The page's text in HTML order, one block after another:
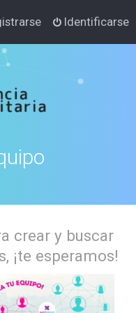
Identificarse
crear y buscar
¡te esperamos!